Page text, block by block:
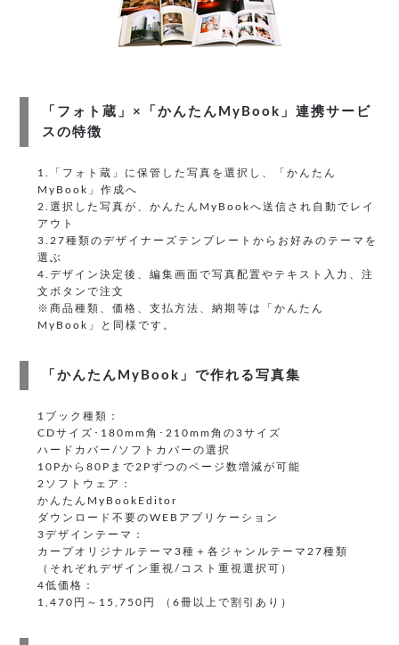
「フォト蔵」×「かんたんMyBook」連携サービ
スの特徴
1.「フォト蔵」に保管した写真を選択し、「かんたん
MyBook」作成へ
2.選択した写真が、かんたんMyBookへ送信され自動でレイ
アウト
3.27種類のデザイナーズテンプレートからお好みのテーマを
選ぶ
4.デザイン決定後、編集画面で写真配置やテキスト入力、注
文ボタンで注文
※商品種類、価格、支払方法、納期等は「かんたん
MyBook」と同様です。
「かんたんMyBook」で作れる写真集
1ブック種類：
CDサイズ･180mm角･210mm角の3サイズ
ハードカバー/ソフトカバーの選択
10Pから80Pまで2Pずつのページ数増減が可能
2ソフトウェア：
かんたんMyBookEditor
ダウンロード不要のWEBアプリケーション
3デザインテーマ：
カープオリジナルテーマ3種＋各ジャンルテーマ27種類
（それぞれデザイン重視/コスト重視選択可）
4低価格：
1,470円～15,750円 （6冊以上で割引あり）